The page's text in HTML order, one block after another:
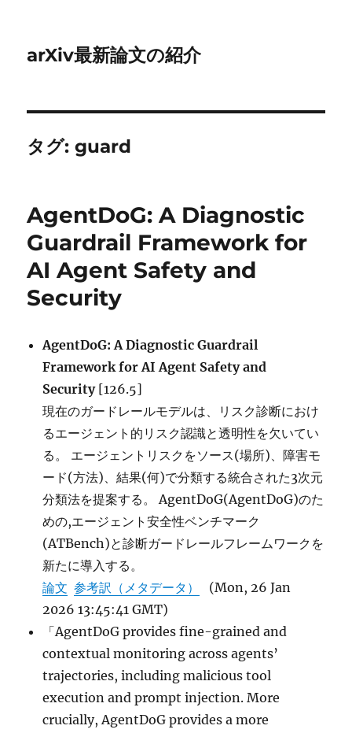
arXiv最新論文の紹介
タグ:guard
AgentDoG: A Diagnostic
Guardrail Framework for
AI Agent Safety and
Security
AgentDoG: A Diagnostic Guardrail
Framework for AI Agent Safety and
Security [126.5]
現在のガードレールモデルは、リスク診断におけ
るエージェント的リスク認識と透明性を欠いてい
る。 エージェントリスクをソース(場所)、障害モ
ード(方法)、結果(何)で分類する統合された3次元
分類法を提案する。 AgentDoG(AgentDoG)のた
めの,エージェント安全性ベンチマーク
(ATBench)と診断ガードレールフレームワークを
新たに導入する。
論文 参考訳（メタデータ）
(Mon, 26 Jan
2026 13:45:41 GMT)
「AgentDoG provides fine-grained and
contextual monitoring across agents’
trajectories, including malicious tool
execution and prompt injection. More
crucially, AgentDoG provides a more